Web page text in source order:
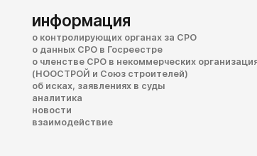
информация
о контролирующих органах за СРО
о данных СРО в Госреестре
о членстве СРО в некоммерческих
(НООСТРОЙ и Союз строителей)
об исках, заявлениях в суды
аналитика
новости
взаимодействие